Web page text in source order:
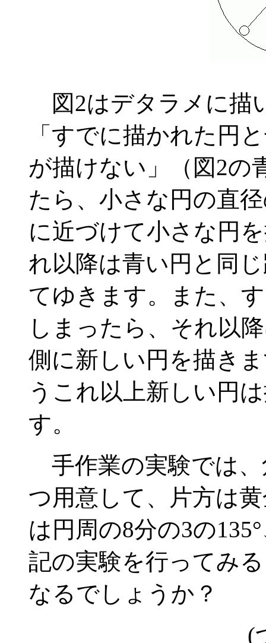
図2はデタラメに描
「すでに描かれた円
が描けない」（図2の
たら、小さな円の直
に近づけて小さな円
れ以降は青い円と同
てゆきます。また、
しまったら、それ以
側に新しい円を描き
うこれ以上新しい円
す。
手作業の実験では
つ用意して、片方は
は円周の8分の3の
記の実験を行ってみ
なるでしょうか？
(